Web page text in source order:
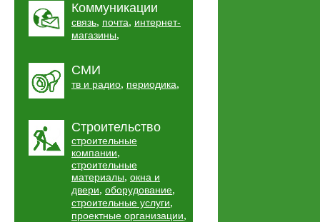
Коммуникации
связь, почта, интернет-
магазины,
СМИ
тв и радио, периодика,
Строительство
строительные
компании,
строительные
материалы, окна и
двери, оборудование,
строительные услуги,
проектные организации,